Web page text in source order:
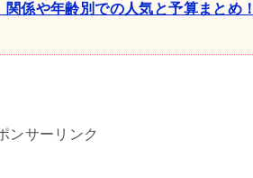
係や年齢別での人気と予算まとめ！
ンサーリンク